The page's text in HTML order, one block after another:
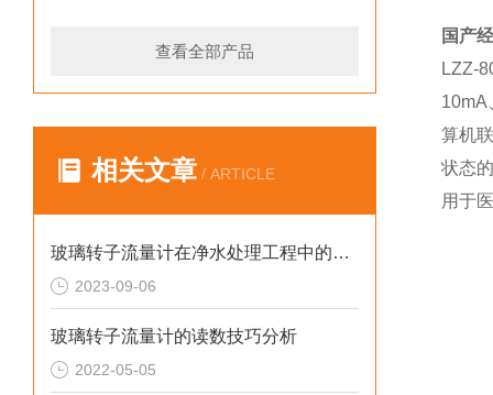
查看全部产品
相关文章 / ARTICLE
玻璃转子流量计在净水处理工程中的应用
2023-09-06
玻璃转子流量计的读数技巧分析
2022-05-05
国产
LZZ-
10mA
算机
状态
用于